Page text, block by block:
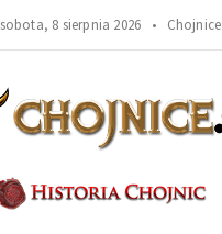
sobota, 8 sierpnia 2026 • Chojnice